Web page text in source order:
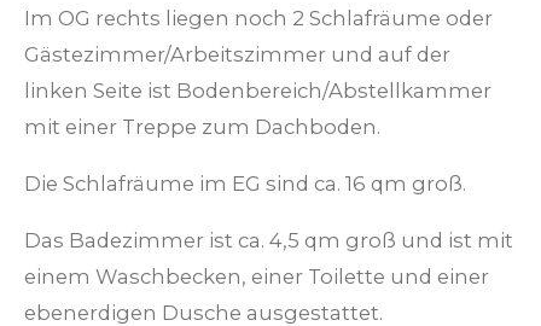
Im OG rechts liegen noch 2 Schlafräume oder
Gästezimmer/Arbeitszimmer und auf der
linken Seite ist Bodenbereich/Abstellkammer
mit einer Treppe zum Dachboden.
Die Schlafräume im EG sind ca. 16 qm groß.
Das Badezimmer ist ca. 4,5 qm groß und ist mit
einem Waschbecken, einer Toilette und einer
ebenerdigen Dusche ausgestattet.